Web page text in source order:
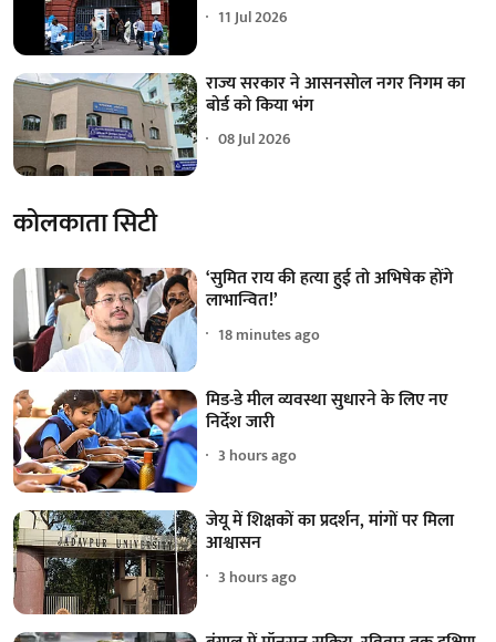
11 Jul 2026
राज्य सरकार ने आसनसोल नगर निगम का
बोर्ड को किया भंग
08 Jul 2026
कोलकाता सिटी
‘सुमित राय की हत्या हुई तो अभिषेक होंगे
लाभान्वित!’
18 minutes ago
मिड-डे मील व्यवस्था सुधारने के लिए नए
निर्देश जारी
3 hours ago
जेयू में शिक्षकों का प्रदर्शन, मांगों पर मिला
आश्वासन
3 hours ago